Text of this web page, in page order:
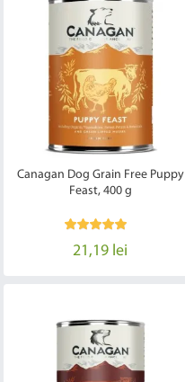
Canagan Dog Grain Free Puppy
Feast, 400 g
21,19 lei